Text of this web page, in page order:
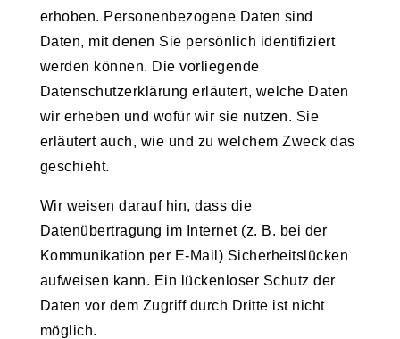
erhoben. Personenbezogene Daten sind
Daten, mit denen Sie persönlich identifiziert
werden können. Die vorliegende
Datenschutzerklärung erläutert, welche Daten
wir erheben und wofür wir sie nutzen. Sie
erläutert auch, wie und zu welchem Zweck das
geschieht.
Wir weisen darauf hin, dass die
Datenübertragung im Internet (z. B. bei der
Kommunikation per E-Mail) Sicherheitslücken
aufweisen kann. Ein lückenloser Schutz der
Daten vor dem Zugriff durch Dritte ist nicht
möglich.